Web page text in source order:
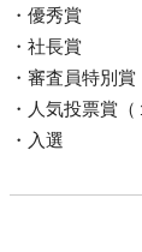
・優秀賞
・社長賞
・審査員特別賞
・人気投票賞（
・入選